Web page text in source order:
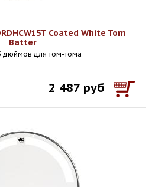
Coated White Tom
Batter
дюймов для том-тома
2 487 руб